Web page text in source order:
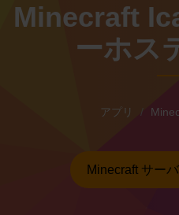
Minecraft
ーホス
アプリ
Minecraft サー